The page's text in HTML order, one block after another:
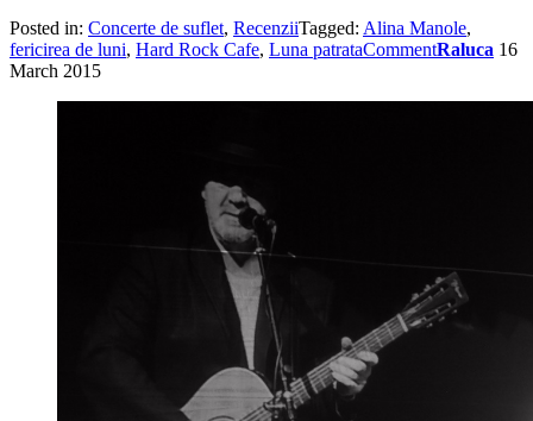
Posted in: Concerte de suflet, RecenziiTagged: Alina Manole,
fericirea de luni, Hard Rock Cafe, Luna patrataCommentRaluca 16
March 2015